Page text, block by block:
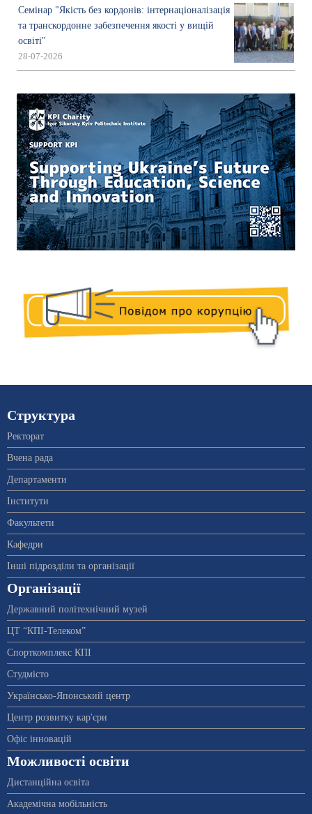
Семінар "Якість без кордонів: інтернаціоналізація
та транскордонне забезпечення якості у вищій
освіті"
28-07-2026
Структура
Ректорат
Вчена рада
Департаменти
Інститути
Факультети
Кафедри
Інші підрозділи та організації
Організації
Державний політехнічний музей
ЦТ “КПІ-Телеком”
Спорткомплекс КПІ
Студмісто
Українсько-Японський центр
Центр розвитку кар'єри
Офіс інновацій
Можливості освіти
Дистанційна освіта
Академічна мобільність